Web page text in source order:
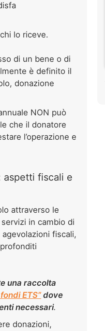
lo riceve.
di un bene o di
è definito il
donazione
NON può
che il donatore
l’operazione e
aspetti fiscali e
attraverso le
in cambio di
fiscali,
una raccolta
ETS” dove
necessari.
donazioni,